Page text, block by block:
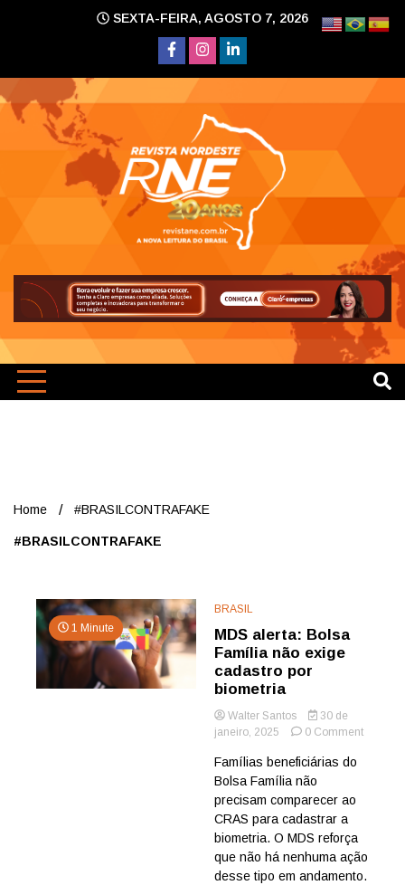
SEXTA-FEIRA, AGOSTO 7, 2026
Home #BRASILCONTRAFAKE
#BRASILCONTRAFAKE
1 Minute
BRASIL
MDS alerta: Bolsa
Família não exige
cadastro por
biometria
Walter Santos
30 de
janeiro, 2025
0 Commenton
por
Famílias beneficiárias do
Bolsa Família não
precisam comparecer ao
CRAS para cadastrar a
biometria. O MDS reforça
que não há nenhuma ação
desse tipo em andamento.